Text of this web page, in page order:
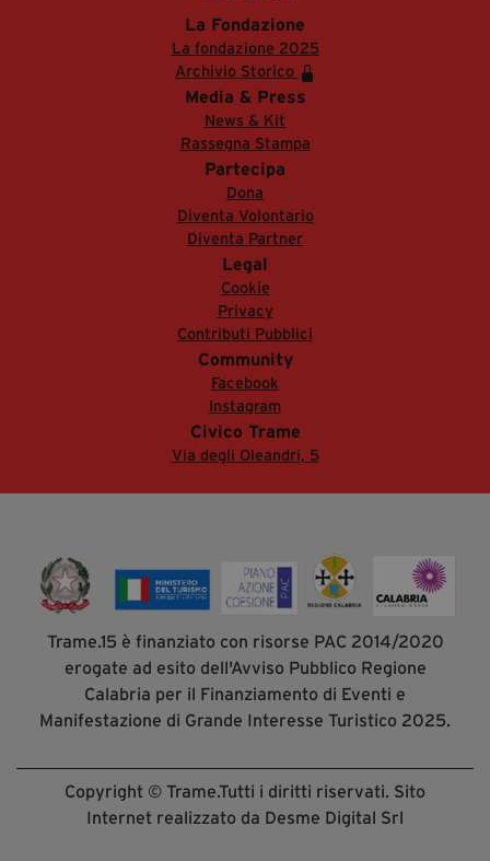
La Fondazione
La fondazione 2025
Archivio Storico
Media & Press
News & Kit
Rassegna Stampa
Partecipa
Dona
Diventa Volontario
Diventa Partner
Legal
Cookie
Privacy
Contributi Pubblici
Community
Facebook
Instagram
Civico Trame
Via degli Oleandri, 5
Trame.15 è finanziato con risorse PAC 2014/2020
erogate ad esito dell'Avviso Pubblico Regione
Calabria per il Finanziamento di Eventi e
Manifestazione di Grande Interesse Turistico 2025.
Copyright © Trame.Tutti i diritti riservati. Sito
Internet realizzato da Desme Digital Srl